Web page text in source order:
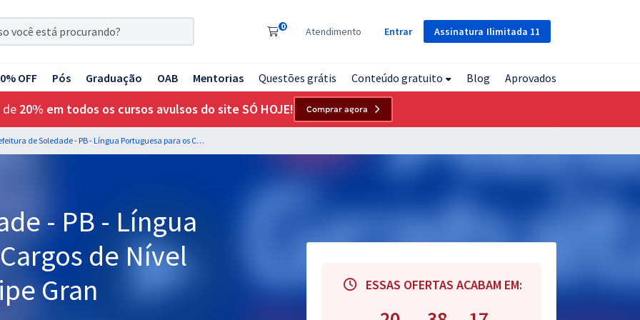
Assinatura Ilimitada 11
0 Atendimento Entrar
OFF Pós Graduação OAB Mentorias Questões grátis Conteúdo gratuito Blog Aprovados
de 20% em todos os cursos avulsos do site SÓ HOJE! Comprar agora
Prefeitura de Soledade - PB - Língua Portuguesa para os Cargos de Nível Superior com a Equipe Gran
- PB - Língua
de Nível
Gran
ESSAS OFERTAS ACABAM EM: